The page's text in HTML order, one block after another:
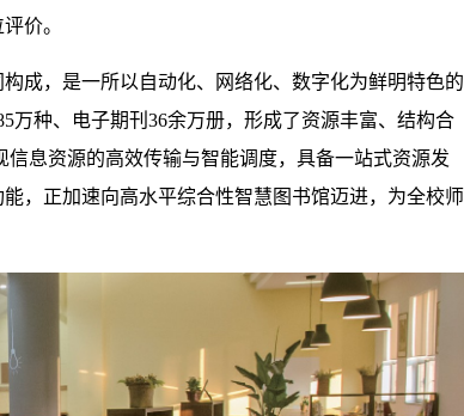
价。
成，是一所以自动化、网络化、数字化为鲜明特色的
万种、电子期刊 36余万册，形成了资源丰富、结构合
信息资源的高效传输与智能调度，具备一站式资源发
，正加速向高水平综合性智慧图书馆迈进，为全校师